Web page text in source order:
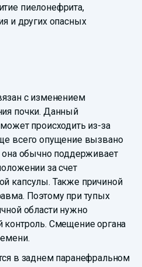
пиелонефрита,
и других опасных
с изменением
почки. Данный
происходить из-за
всего опущение вызвано
обычно поддерживает
за счет
капсулы. Также причиной
Поэтому при тупых
области нужно
контроль. Смещение органа
в заднем паранефральном